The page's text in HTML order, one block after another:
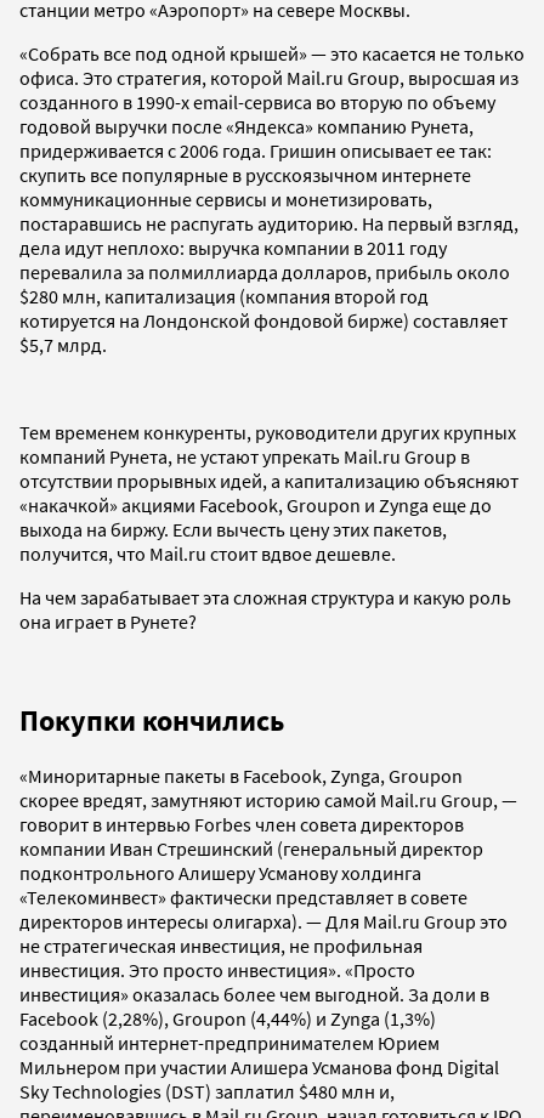
станции метро «Аэропорт» на севере Москвы.
«Собрать все под одной крышей» — это касается не только
офиса. Это стратегия, которой Mail.ru Group, выросшая из
созданного в 1990-х email-сервиса во вторую по объему
годовой выручки после «Яндекса» компанию Рунета,
придерживается с 2006 года. Гришин описывает ее так:
скупить все популярные в русскоязычном интернете
коммуникационные сервисы и монетизировать,
постаравшись не распугать аудиторию. На первый взгляд,
дела идут неплохо: выручка компании в 2011 году
перевалила за полмиллиарда долларов, прибыль около
$280 млн, капитализация (компания второй год
котируется на Лондонской фондовой бирже) составляет
$5,7 млрд.
Тем временем конкуренты, руководители других крупных
компаний Рунета, не устают упрекать Mail.ru Group в
отсутствии прорывных идей, а капитализацию объясняют
«накачкой» акциями Facebook, Groupon и Zynga еще до
выхода на биржу. Если вычесть цену этих пакетов,
получится, что Mail.ru стоит вдвое дешевле.
На чем зарабатывает эта сложная структура и какую роль
она играет в Рунете?
Покупки кончились
«Миноритарные пакеты в Facebook, Zynga, Groupon
скорее вредят, замутняют историю самой Mail.ru Group, —
говорит в интервью Forbes член совета директоров
компании Иван Стрешинский (генеральный директор
подконтрольного Алишеру Усманову холдинга
«Телекоминвест» фактически представляет в совете
директоров интересы олигарха). — Для Mail.ru Group это
не стратегическая инвестиция, не профильная
инвестиция. Это просто инвестиция». «Просто
инвестиция» оказалась более чем выгодной. За доли в
Facebook (2,28%), Groupon (4,44%) и Zynga (1,3%)
созданный интернет-предпринимателем Юрием
Мильнером при участии Алишера Усманова фонд Digital
Sky Technologies (DST) заплатил $480 млн и,